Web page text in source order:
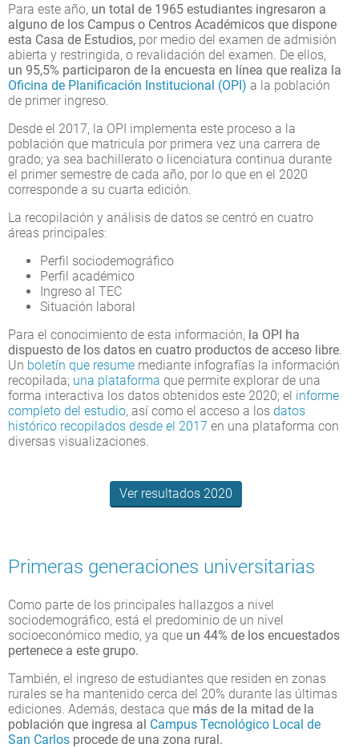
Para este año, un total de 1965 estudiantes ingresaron a
alguno de los Campus o Centros Académicos que dispone
esta Casa de Estudios, por medio del examen de admisión
abierta y restringida, o revalidación del examen. De ellos,
un 95,5% participaron de la encuesta en línea que realiza la
Oficina de Planificación Institucional (OPI) a la población
de primer ingreso.
Desde el 2017, la OPI implementa este proceso a la
población que matricula por primera vez una carrera de
grado; ya sea bachillerato o licenciatura continua durante
el primer semestre de cada año, por lo que en el 2020
corresponde a su cuarta edición.
La recopilación y análisis de datos se centró en cuatro
áreas principales:
Perfil sociodemográfico
Perfil académico
Ingreso al TEC
Situación laboral
Para el conocimiento de esta información, la OPI ha
dispuesto de los datos en cuatro productos de acceso libre.
Un boletín que resume mediante infografías la información
recopilada; una plataforma que permite explorar de una
forma interactiva los datos obtenidos este 2020; el informe
completo del estudio, así como el acceso a los datos
histórico recopilados desde el 2017 en una plataforma con
diversas visualizaciones.
Ver resultados 2020
Primeras generaciones universitarias
Como parte de los principales hallazgos a nivel
sociodemográfico, está el predominio de un nivel
socioeconómico medio, ya que un 44% de los encuestados
pertenece a este grupo.
También, el ingreso de estudiantes que residen en zonas
rurales se ha mantenido cerca del 20% durante las últimas
ediciones. Además, destaca que más de la mitad de la
población que ingresa al Campus Tecnológico Local de
San Carlos procede de una zona rural.